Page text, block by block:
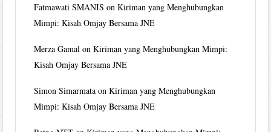
Fatmawati SMANIS onKiriman yang Menghubungkan
Mimpi: Kisah Omjay Bersama JNE
Merza Gamal onKiriman yang Menghubungkan Mimpi:
Kisah Omjay Bersama JNE
Simon Simarmata onKiriman yang Menghubungkan
Mimpi: Kisah Omjay Bersama JNE